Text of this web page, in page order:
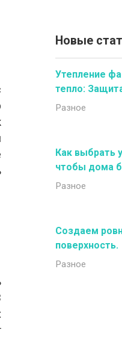
Новые
Утепление
тепло:
Разное
Как выбрать
чтобы дома
Разное
Создаем
поверхность.
Разное